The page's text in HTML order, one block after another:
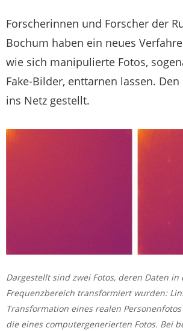
Forscherinnen und Forscher der
Bochum haben ein neues
wie sich manipulierte Fotos,
Fake-Bilder, enttarnen lassen.
ins Netz gestellt.
Dargestellt sind zwei Fotos, deren Daten in
Frequenzbereich transformiert wurden:
Transformation eines realen
die eines computergenerierten Fotos. Bei